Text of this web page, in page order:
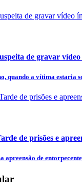
de gravar
quando a vítima estaria
de prisões e
apreensão de